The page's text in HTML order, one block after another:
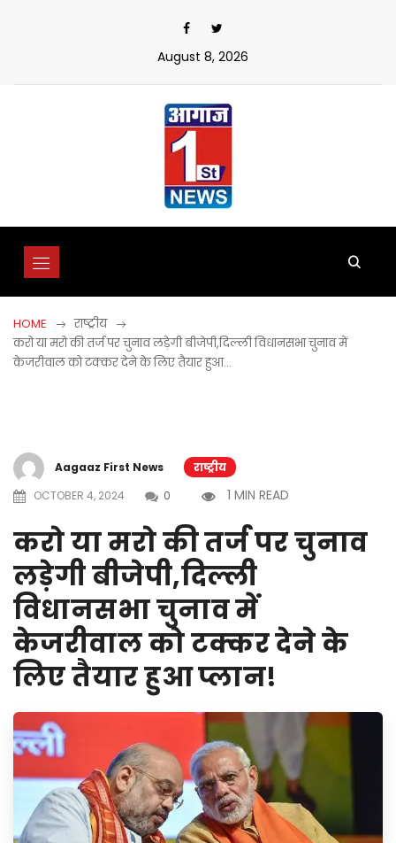
August 8, 2026
HOME
राष्ट्रीय
करो या मरो की तर्ज पर चुनाव लड़ेगी बीजेपी,दिल्ली विधानसभा चुनाव में
केजरीवाल को टक्कर देने के लिए तैयार हुआ…
Aagaaz First News
राष्ट्रीय
OCTOBER 4, 2024
0 1 MIN READ
करो या मरो की तर्ज पर चुनाव
लड़ेगी बीजेपी,दिल्ली
विधानसभा चुनाव में
केजरीवाल को टक्कर देने के
लिए तैयार हुआ प्लान!